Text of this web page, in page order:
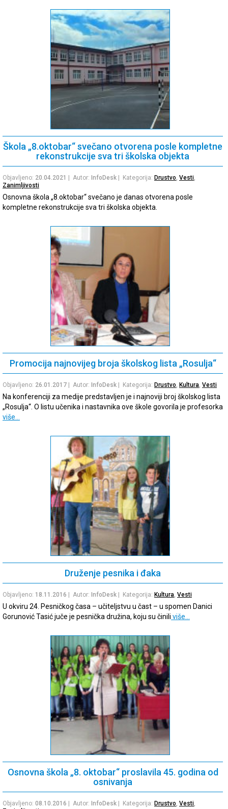
Škola „8.oktobar“ svečano otvorena posle kompletne
rekonstrukcije sva tri školska objekta
Objavljeno: 20.04.2021 | Autor: InfoDesk | Kategorija: Drustvo, Vesti,
Zanimljivosti
Osnovna škola „8.oktobar“ svečano je danas otvorena posle
kompletne rekonstrukcije sva tri školska objekta.
Promocija najnovijeg broja školskog lista „Rosulja“
Objavljeno: 26.01.2017 | Autor: InfoDesk | Kategorija: Drustvo Kultura Vesti
Na konferenciji za medije predstavljen je i najnoviji broj školskog lista
„Rosulja“. O listu učenika i nastavnika ove škole govorila je profesorka
više…
Druženje pesnika i đaka
Objavljeno: 18.11.2016 | Autor: InfoDesk | Kategorija: Kultura Vesti
U okviru 24. Pesničkog časa – učiteljstvu u čast – u spomen Danici
Gorunović Tasić juče je pesnička družina, koju su činili više…
Osnovna škola „8. oktobar“ proslavila 45. godina od
osnivanja
Objavljeno: 08.10.2016 | Autor: InfoDesk | Kategorija: Drustvo, Vesti,